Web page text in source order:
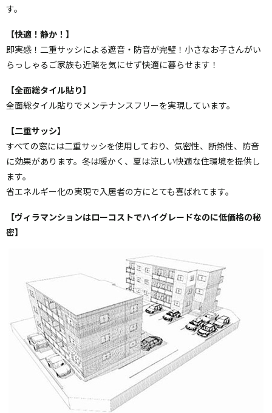
す。
【快適！静か！】
即実感！二重サッシによる遮音・防音が完璧！小さなお子さんがい
らっしゃるご家族も近隣を気にせず快適に暮らせます！
【全面総タイル貼り】
全面総タイル貼りでメンテナンスフリーを実現しています。
【二重サッシ】
すべての窓には二重サッシを使用しており、気密性、断熱性、防音
に効果があります。冬は暖かく、夏は涼しい快適な住環境を提供し
ます。
省エネルギー化の実現で入居者の方にとても喜ばれてます。
【ヴィラマンションはローコストでハイグレードなのに低価格の秘
密】